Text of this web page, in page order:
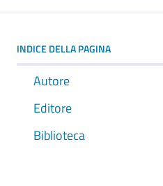
INDICE DELLA PAGINA
Autore
Editore
Biblioteca